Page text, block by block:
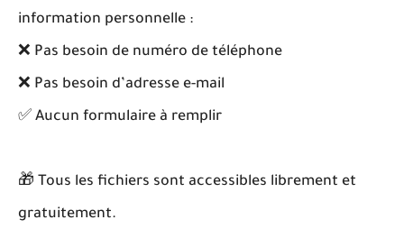
information personnelle :
❌ Pas besoin de numéro de téléphone
❌ Pas besoin d’adresse e-mail
✅ Aucun formulaire à remplir
🎁 Tous les fichiers sont accessibles librement et
gratuitement.